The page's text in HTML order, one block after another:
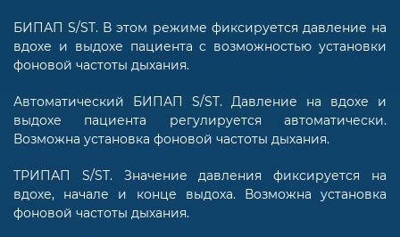
БИПАП S/ST. В этом режиме фиксируется давление на
вдохе и выдохе пациента c возможностью установки
фоновой частоты дыхания.
Автоматический БИПАП S/ST. Давление на вдохе и
выдохе пациента регулируется автоматически.
Возможна установка фоновой частоты дыхания.
ТРИПАП S/ST. Значение давления фиксируется на
вдохе, начале и конце выдоха. Возможна установка
фоновой частоты дыхания.